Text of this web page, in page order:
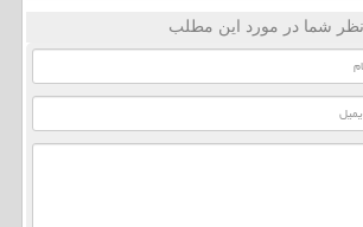
نظر شما در مورد این مطلب